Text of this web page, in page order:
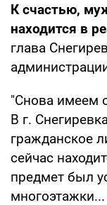
К счастью,
находится в
глава
"Снова имеем
В г.
гражданское
сейчас
предмет был